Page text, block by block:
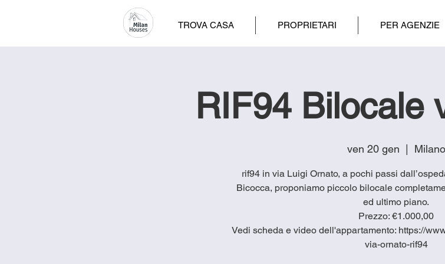
TROVA CASA PROPRIETARI PER AGENZIE
RIF94 Bilocale
ven 20 gen
  |
Milano
rif94 in via Luigi Ornato, a pochi passi
Bicocca, proponiamo piccolo bilocale
ed ultimo piano.
Prezzo: €1.000,00
Vedi scheda e video dell'appartamento: https://
via-ornato-rif94